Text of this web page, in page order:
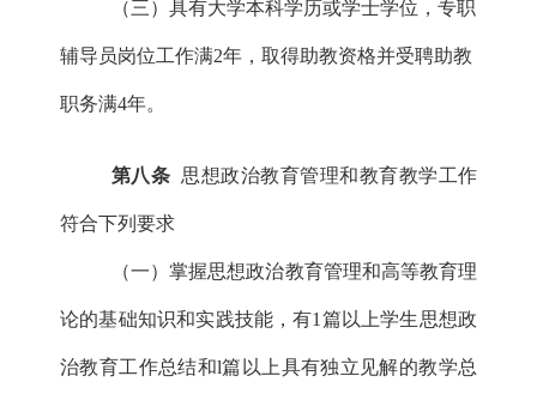
（三）具有大学本科学历或学士学位，专职
辅导员岗位工作满2年，取得助教资格并受聘助教
职务满4年。
第八条 思想政治教育管理和教育教学工作
符合下列要求
（一）掌握思想政治教育管理和高等教育理
论的基础知识和实践技能，有1篇以上学生思想政
治教育工作总结和l篇以上具有独立见解的教学总